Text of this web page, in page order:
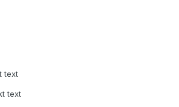
text
text